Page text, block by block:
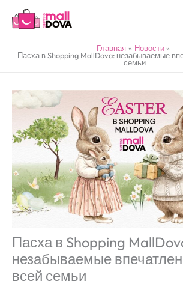
Главная Новости
Пасха в Shopping MallDova: незабываемые
семьи
Пасха в Shopping
незабываемые
всей семьи